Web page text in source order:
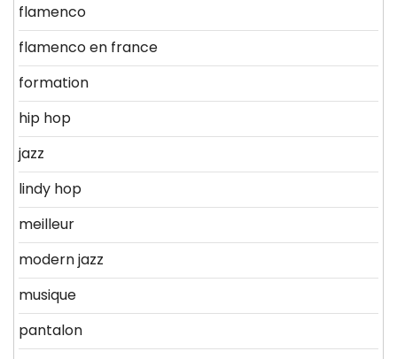
flamenco
flamenco en france
formation
hip hop
jazz
lindy hop
meilleur
modern jazz
musique
pantalon